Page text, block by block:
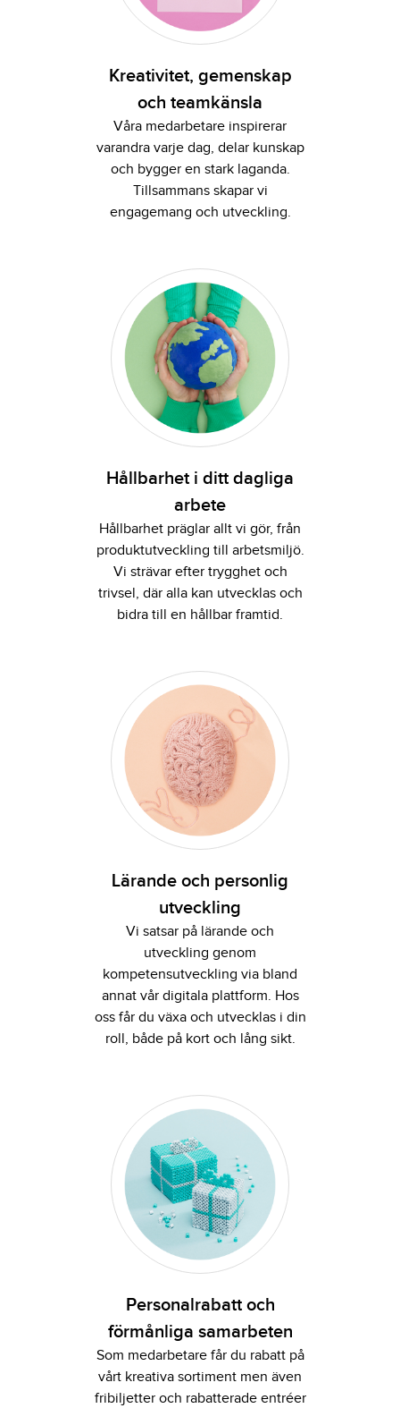
Kreativitet, gemenskap
och teamkänsla
Våra medarbetare inspirerar
varandra varje dag, delar kunskap
och bygger en stark laganda.
Tillsammans skapar vi
engagemang och utveckling.
Hållbarhet i ditt dagliga
arbete
Hållbarhet präglar allt vi gör, från
produktutveckling till arbetsmiljö.
Vi strävar efter trygghet och
trivsel, där alla kan utvecklas och
bidra till en hållbar framtid.
Lärande och personlig
utveckling
Vi satsar på lärande och
utveckling genom
kompetensutveckling via bland
annat vår digitala plattform. Hos
oss får du växa och utvecklas i din
roll, både på kort och lång sikt.
Personalrabatt och
förmånliga samarbeten
Som medarbetare får du rabatt på
vårt kreativa sortiment men även
fribiljetter och rabatterade entréer